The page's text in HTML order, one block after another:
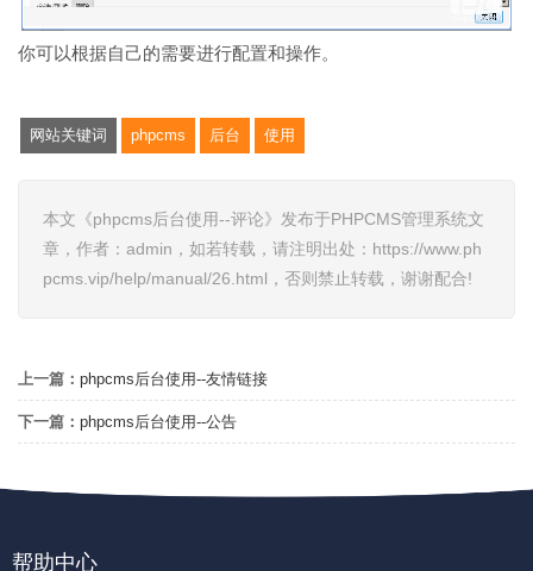
你可以根据自己的需要进行配置和操作。
网站关键词 phpcms 后台 使用
本文《phpcms后台使用--评论》发布于PHPCMS管理系统文
章，作者：admin，如若转载，请注明出处：https://www.ph
pcms.vip/help/manual/26.html，否则禁止转载，谢谢配合!
上一篇： phpcms后台使用--友情链接
下一篇： phpcms后台使用--公告
帮助中心